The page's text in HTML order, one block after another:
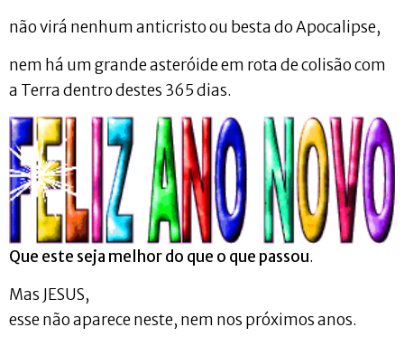
não virá nenhum anticristo ou besta do Apocalipse,
nem há um grande asteróide em rota de colisão com
a Terra dentro destes 365 dias.
Que este seja melhor do que o que passou.
Mas JESUS,
esse não aparece neste, nem nos próximos anos.